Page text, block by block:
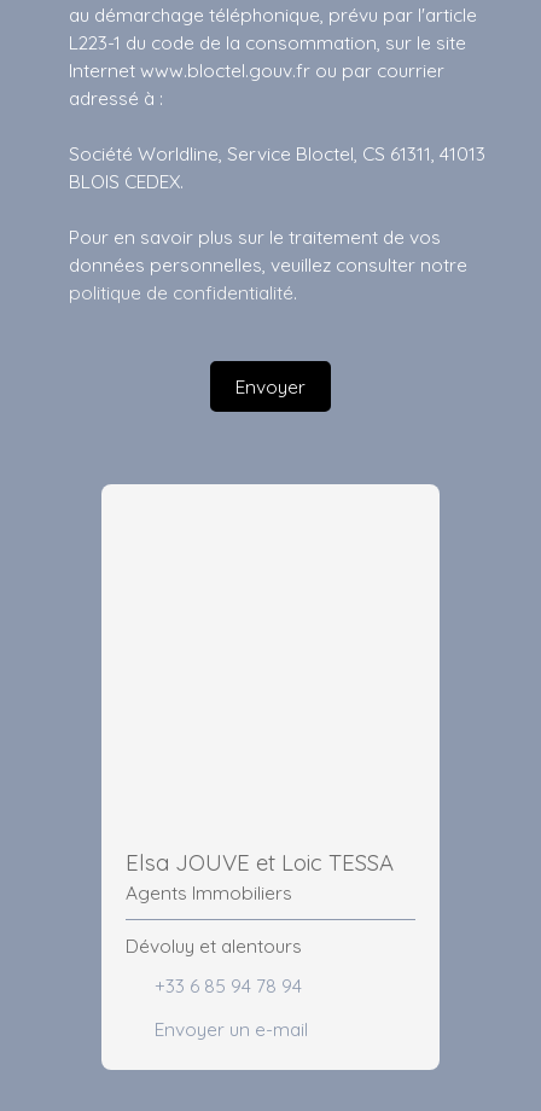
au démarchage téléphonique, prévu par l'article
L223-1 du code de la consommation, sur le site
Internet www.bloctel.gouv.fr ou par courrier
adressé à :
Société Worldline, Service Bloctel, CS 61311, 41013
BLOIS CEDEX.
Pour en savoir plus sur le traitement de vos
données personnelles, veuillez consulter notre
politique de confidentialité.
Envoyer
Elsa JOUVE et Loic TESSA
Agents Immobiliers
Dévoluy et alentours
+33 6 85 94 78 94
Envoyer un e-mail